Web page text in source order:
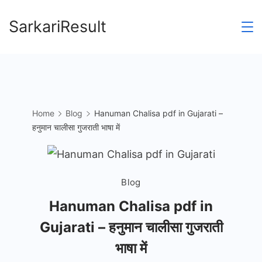
toSarkariResult
Home Blog
Hanuman Chalisa pdf in Gujarati –
हनुमान चालीसा गुजराती भाषा में
Blog
Hanuman Chalisa pdf in
Gujarati – हनुमान चालीसा गुजराती
भाषा में